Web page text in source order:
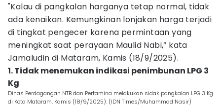
"Kalau di pangkalan harganya tetap normal, tidak
ada kenaikan. Kemungkinan lonjakan harga terjadi
di tingkat pengecer karena permintaan yang
meningkat saat perayaan Maulid Nabi,” kata
Jamaludin di Mataram, Kamis (18/9/2025).
1. Tidak menemukan indikasi penimbunan LPG 3
Kg
Dinas Perdagangan NTB dan Pertamina melakukan sidak pangkalan LPG 3 Kg
di Kota Mataram, Kamis (18/9/2025). (IDN Times/Muhammad Nasir)